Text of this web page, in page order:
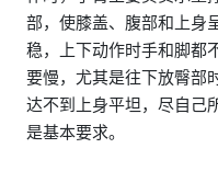
部，使膝盖、腹部和上身
稳，上下动作时手和脚都
要慢，尤其是往下放臀部
达不到上身平坦，尽自己
是基本要求。